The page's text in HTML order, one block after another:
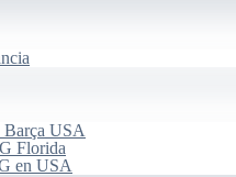
USA
Florida
en USA